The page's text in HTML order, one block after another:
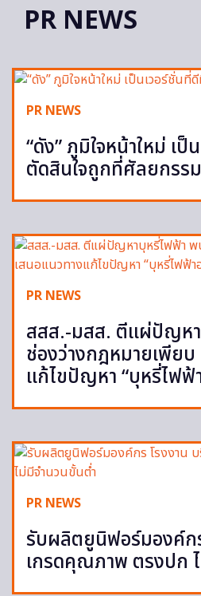
PR NEWS
PR NEWS
“ดัง” ภูมิใจหน้าใหม่ เ
ตัดสินใจถูกที่ศัลยกรรม
PR NEWS
สสส.-มสส. ตีแผ่ปัญห
ช่องว่างกฎหมายเพียบ
แก้ไขปัญหา “บุหรี่ไฟฟ้
PR NEWS
รับผลิตยูนิฟอร์มองค์ก
เกรดคุณภาพ ตรงปก